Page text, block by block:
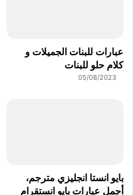
عبارات للبنات الجميلات و
كلام حلو للبنات
05/08/2023
بايو انستا انجليزي مترجم،
أجمل عبارات بايو انستقرام